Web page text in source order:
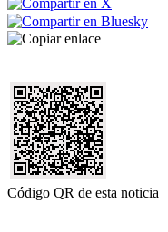
Código QR de esta noticia